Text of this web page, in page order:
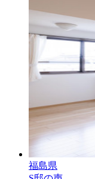
福島県